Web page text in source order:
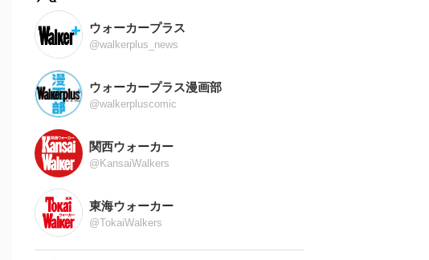
ウォーカープラス
@walkerplus_news
ウォーカープラス漫画部
@walkerpluscomic
関西ウォーカー
@KansaiWalkers
東海ウォーカー
@TokaiWalkers